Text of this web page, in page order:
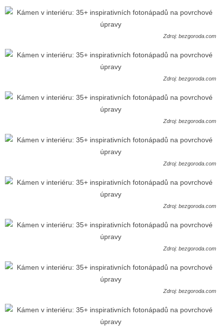
Zdroj: bezgoroda.com
Zdroj: bezgoroda.com
Zdroj: bezgoroda.com
Zdroj: bezgoroda.com
Zdroj: bezgoroda.com
Zdroj: bezgoroda.com
Zdroj: bezgoroda.com